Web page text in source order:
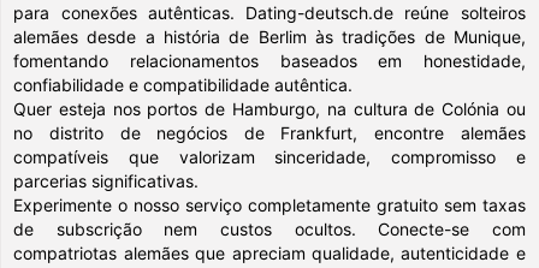
para conexões autênticas. Dating-deutsch.de reúne solteiros
alemães desde a história de Berlim às tradições de Munique,
fomentando relacionamentos baseados em honestidade,
confiabilidade e compatibilidade autêntica.
Quer esteja nos portos de Hamburgo, na cultura de Colónia ou
no distrito de negócios de Frankfurt, encontre alemães
compatíveis que valorizam sinceridade, compromisso e
parcerias significativas.
Experimente o nosso serviço completamente gratuito sem taxas
de subscrição nem custos ocultos. Conecte-se com
compatriotas alemães que apreciam qualidade, autenticidade e